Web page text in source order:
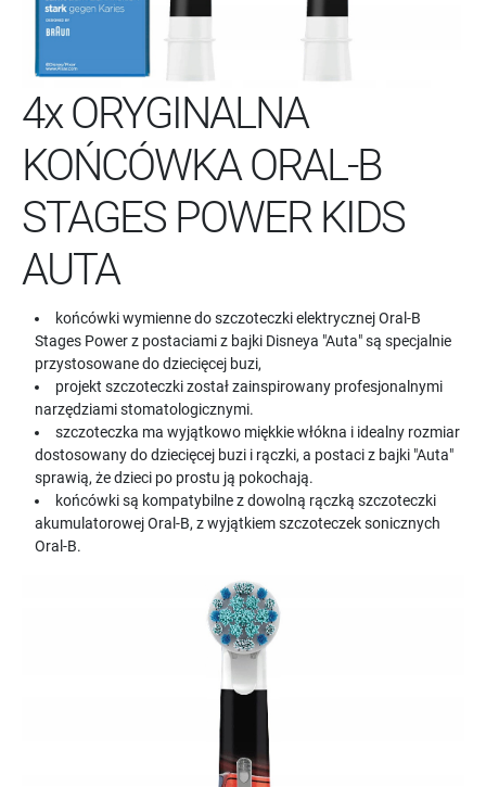
4x ORYGINALNA
KOŃCÓWKA ORAL-B
STAGES POWER KIDS
AUTA
końcówki wymienne do szczoteczki elektrycznej Oral-B
Stages Power z postaciami z bajki Disneya "Auta" są specjalnie
przystosowane do dziecięcej buzi,
projekt szczoteczki został zainspirowany profesjonalnymi
narzędziami stomatologicznymi.
szczoteczka ma wyjątkowo miękkie włókna i idealny rozmiar
dostosowany do dziecięcej buzi i rączki, a postaci z bajki "Auta"
sprawią, że dzieci po prostu ją pokochają.
końcówki są kompatybilne z dowolną rączką szczoteczki
akumulatorowej Oral-B, z wyjątkiem szczoteczek sonicznych
Oral-B.